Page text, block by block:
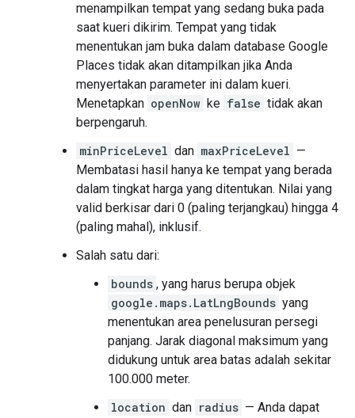
menampilkan tempat yang sedang buka pada
saat kueri dikirim. Tempat yang tidak
menentukan jam buka dalam database Google
Places tidak akan ditampilkan jika Anda
menyertakan parameter ini dalam kueri.
Menetapkan openNow ke false tidak akan
berpengaruh.
minPriceLevel dan maxPriceLevel —
Membatasi hasil hanya ke tempat yang berada
dalam tingkat harga yang ditentukan. Nilai yang
valid berkisar dari 0 (paling terjangkau) hingga 4
(paling mahal), inklusif.
Salah satu dari:
bounds , yang harus berupa objek
google.maps.LatLngBounds yang
menentukan area penelusuran persegi
panjang. Jarak diagonal maksimum yang
didukung untuk area batas adalah sekitar
100.000 meter.
location dan radius — Anda dapat